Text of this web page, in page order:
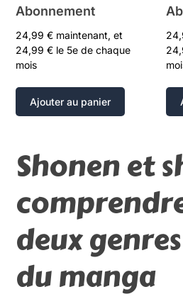
Abonnement
24,99€ maintenant, et
24,99€ le 5e de chaque
mois
Ajouter au panier
Shonen et
deux
du manga